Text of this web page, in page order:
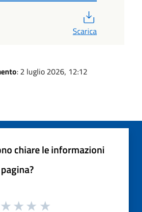
Scarica
: 2 luglio 2026, 12:12
chiare le informazioni